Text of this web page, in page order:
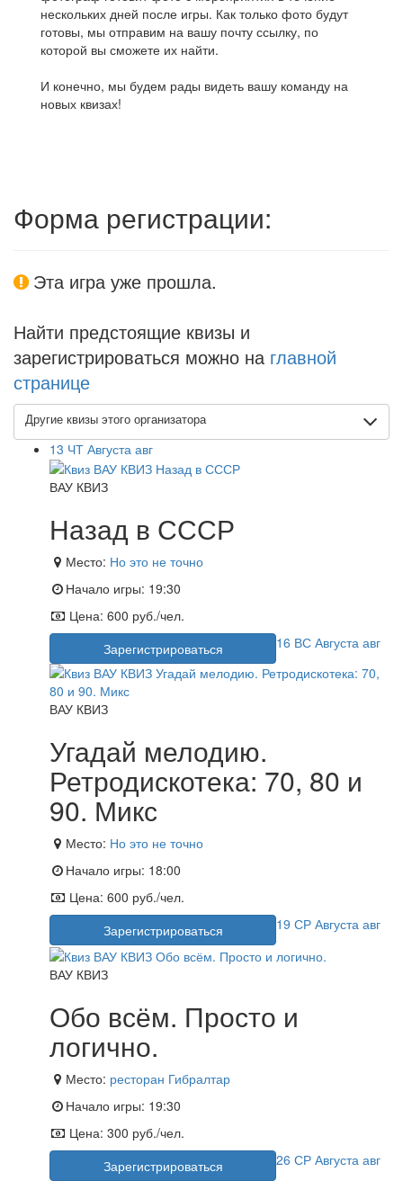
нескольких дней после игры. Как только фото будут
готовы, мы отправим на вашу почту ссылку, по
которой вы сможете их найти.
И конечно, мы будем рады видеть вашу команду на
новых квизах!
Форма регистрации:
Эта игра уже прошла.
Найти предстоящие квизы и
зарегистрироваться можно на главной
странице
Другие квизы этого организатора
13 ЧТ Августа авг
ВАУ КВИЗ
Назад в СССР
Место: Но это не точно
Начало игры: 19:30
Цена: 600 руб./чел.
Зарегистрироваться
16 ВС Августа авг
ВАУ КВИЗ
Угадай мелодию.
Ретродискотека: 70, 80 и
90. Микс
Место: Но это не точно
Начало игры: 18:00
Цена: 600 руб./чел.
Зарегистрироваться
19 СР Августа авг
ВАУ КВИЗ
Обо всём. Просто и
логично.
Место: ресторан Гибралтар
Начало игры: 19:30
Цена: 300 руб./чел.
Зарегистрироваться
26 СР Августа авг